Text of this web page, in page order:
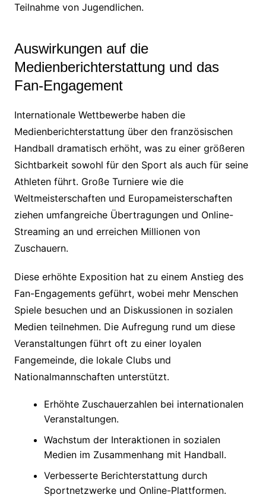
Teilnahme von Jugendlichen.
Auswirkungen auf die
Medienberichterstattung und das
Fan-Engagement
Internationale Wettbewerbe haben die
Medienberichterstattung über den französischen
Handball dramatisch erhöht, was zu einer größeren
Sichtbarkeit sowohl für den Sport als auch für seine
Athleten führt. Große Turniere wie die
Weltmeisterschaften und Europameisterschaften
ziehen umfangreiche Übertragungen und Online-
Streaming an und erreichen Millionen von
Zuschauern.
Diese erhöhte Exposition hat zu einem Anstieg des
Fan-Engagements geführt, wobei mehr Menschen
Spiele besuchen und an Diskussionen in sozialen
Medien teilnehmen. Die Aufregung rund um diese
Veranstaltungen führt oft zu einer loyalen
Fangemeinde, die lokale Clubs und
Nationalmannschaften unterstützt.
Erhöhte Zuschauerzahlen bei internationalen
Veranstaltungen.
Wachstum der Interaktionen in sozialen
Medien im Zusammenhang mit Handball.
Verbesserte Berichterstattung durch
Sportnetzwerke und Online-Plattformen.